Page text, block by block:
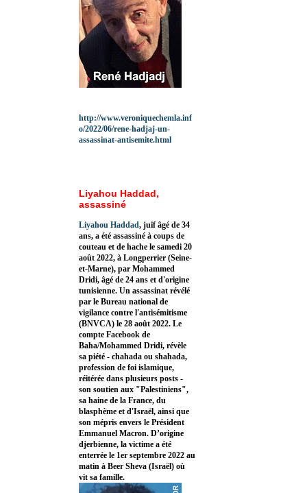
http://www.veroniquechemla.inf
o/2022/06/rene-hadjaj-un-
assassinat-antisemite.html
Liyahou Haddad,
assassiné
Liyahou Haddad, juif âgé de 34
ans, a été assassiné à coups de
couteau et de hache le samedi 20
août 2022, à Longperrier (Seine-
et-Marne), par Mohammed
Dridi, âgé de 24 ans et d'origine
tunisienne. Un assassinat révélé
par le Bureau national de
vigilance contre l'antisémitisme
(BNVCA) le 28 août 2022. Le
compte Facebook de
Baha/Mohammed Dridi, révèle
sa piété - chahada ou shahada,
profession de foi islamique,
réitérée dans plusieurs posts -
son soutien aux "Palestiniens",
sa haine de la France, du
blasphème et d'Israël, ainsi que
son mépris envers le Président
Emmanuel Macron. D’origine
djerbienne, la victime a été
enterrée le 1er septembre 2022 au
matin à Beer Sheva (Israël) où
vit sa famille.